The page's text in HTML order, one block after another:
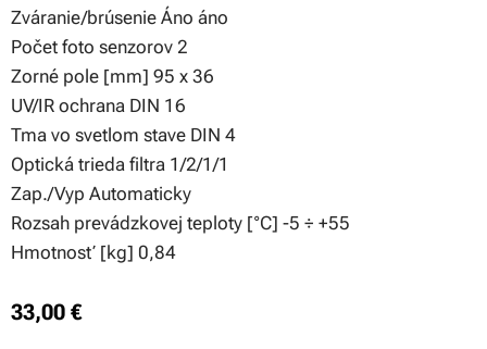
Zváranie/brúsenie Áno áno
Počet foto senzorov 2
Zorné pole [mm] 95 x 36
UV/IR ochrana DIN 16
Tma vo svetlom stave DIN 4
Optická trieda filtra 1/2/1/1
Zap./Vyp Automaticky
Rozsah prevádzkovej teploty [°C] -5 ÷ +55
Hmotnosť [kg] 0,84
33,00 €